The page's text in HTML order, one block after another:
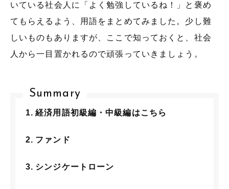
いている社会人に「よく勉強しているね！」と褒め
てもらえるよう、用語をまとめてみました。少し難
しいものもありますが、ここで知っておくと、社会
人から一目置かれるので頑張っていきましょう。
Summary
経済用語初級編・中級編はこちら
ファンド
シンジケートローン